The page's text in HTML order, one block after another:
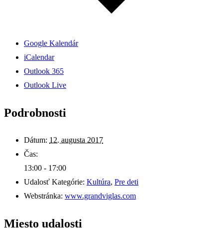
Google Kalendár
iCalendar
Outlook 365
Outlook Live
Podrobnosti
Dátum: 12. augusta 2017
Čas:
13:00 - 17:00
Udalosť Kategórie: Kultúra, Pre deti
Webstránka: www.grandviglas.com
Miesto udalosti